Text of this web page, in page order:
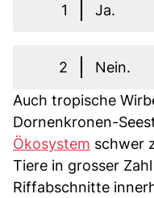
1 Ja.
2
Nein.
Auch tropische
Dornenkronen-
Ökosystem schwer
Tiere in grosser
Riffabschnitte